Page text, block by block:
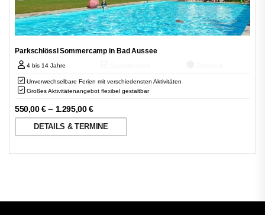
Parkschlössl Sommercamp in Bad Aussee
4 bis 14 Jahre
Unverwechselbare Ferien mit verschiedensten Aktivitäten
Großes Aktivitätenangebot flexibel gestaltbar
550,00€– 1.295,00€
DETAILS & TERMINE